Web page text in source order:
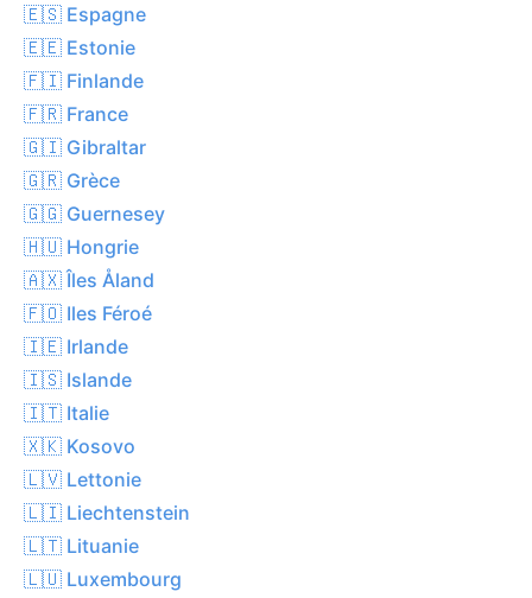
🇪🇸 Espagne
🇪🇪 Estonie
🇫🇮 Finlande
🇫🇷 France
🇬🇮 Gibraltar
🇬🇷 Grèce
🇬🇬 Guernesey
🇭🇺 Hongrie
🇦🇽 Îles Åland
🇫🇴 Iles Féroé
🇮🇪 Irlande
🇮🇸 Islande
🇮🇹 Italie
🇽🇰 Kosovo
🇱🇻 Lettonie
🇱🇮 Liechtenstein
🇱🇹 Lituanie
🇱🇺 Luxembourg